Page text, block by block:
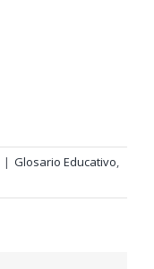
| Glosario Educativo,